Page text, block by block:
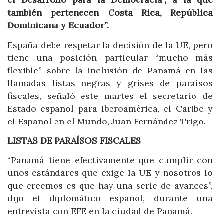
también pertenecen Costa Rica, República
Dominicana y Ecuador”.
España debe respetar la decisión de la UE, pero
tiene una posición particular “mucho más
flexible” sobre la inclusión de Panamá en las
llamadas listas negras y grises de paraísos
fiscales, señaló este martes el secretario de
Estado español para Iberoamérica, el Caribe y
el Español en el Mundo, Juan Fernández Trigo.
LISTAS DE PARAÍSOS FISCALES
“Panamá tiene efectivamente que cumplir con
unos estándares que exige la UE y nosotros lo
que creemos es que hay una serie de avances”,
dijo el diplomático español, durante una
entrevista con EFE en la ciudad de Panamá.